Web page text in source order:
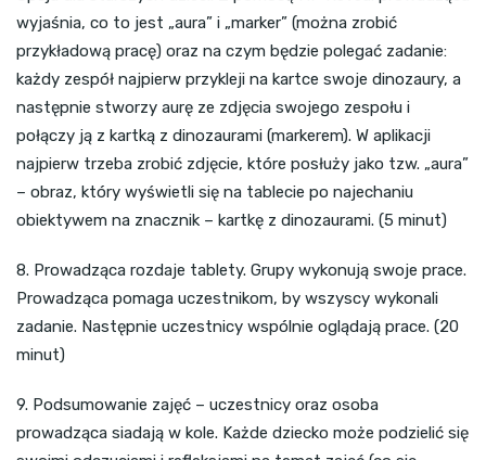
wyjaśnia, co to jest „aura” i „marker” (można zrobić
przykładową pracę) oraz na czym będzie polegać zadanie:
każdy zespół najpierw przykleji na kartce swoje dinozaury, a
następnie stworzy aurę ze zdjęcia swojego zespołu i
połączy ją z kartką z dinozaurami (markerem). W aplikacji
najpierw trzeba zrobić zdjęcie, które posłuży jako tzw. „aura”
– obraz, który wyświetli się na tablecie po najechaniu
obiektywem na znacznik – kartkę z dinozaurami. (5 minut)
8. Prowadząca rozdaje tablety. Grupy wykonują swoje prace.
Prowadząca pomaga uczestnikom, by wszyscy wykonali
zadanie. Następnie uczestnicy wspólnie oglądają prace. (20
minut)
9. Podsumowanie zajęć – uczestnicy oraz osoba
prowadząca siadają w kole. Każde dziecko może podzielić się